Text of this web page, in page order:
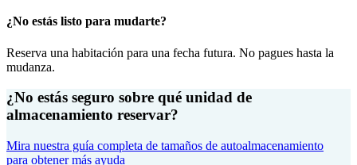
¿No estás listo para mudarte?
Reserva una habitación para una fecha futura. No pagues hasta la
mudanza.
¿No estás seguro sobre qué unidad de
almacenamiento reservar?
Mira nuestra guía completa de tamaños de autoalmacenamiento
para obtener más ayuda